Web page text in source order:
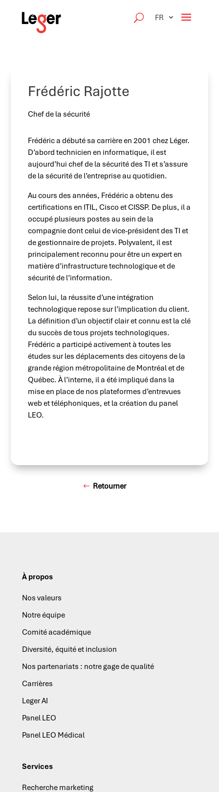
FR
Frédéric Rajotte
Chef de la sécurité
Frédéric a débuté sa carrière en 2001 chez Léger.
D’abord technicien en informatique, il est
aujourd’hui chef de la sécurité des TI et s’assure
de la sécurité de l’entreprise au quotidien.
Au cours des années, Frédéric a obtenu des
certifications en ITIL, Cisco et CISSP. De plus, il a
occupé plusieurs postes au sein de la
compagnie dont celui de vice-président des TI et
de gestionnaire de projets. Polyvalent, il est
principalement reconnu pour être un expert en
matière d’infrastructure technologique et de
sécurité de l’information.
Selon lui, la réussite d’une intégration
technologique repose sur l’implication du client.
La définition d’un objectif clair et connu est la clé
du succès de tous projets technologiques.
Frédéric a participé activement à toutes les
études sur les déplacements des citoyens de la
grande région métropolitaine de Montréal et de
Québec. À l’interne, il a été impliqué dans la
mise en place de nos plateformes d’entrevues
web et téléphoniques, et la création du panel
LEO.
Retourner
À propos
Nos valeurs
Notre équipe
Comité académique
Diversité, équité et inclusion
Nos partenariats : notre gage de qualité
Carrières
Leger AI
Panel LEO
Panel LEO Médical
Services
Recherche marketing